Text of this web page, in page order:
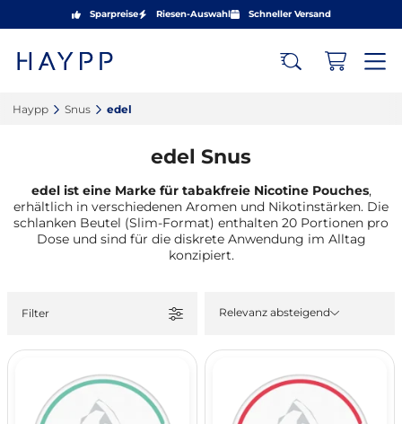
Sparpreise Riesen-Auswahl Schneller Versand
Haypp‎ Snus‎ edel‎
edel Snus
edel ist eine Marke für tabakfreie Nicotine Pouches,
erhältlich in verschiedenen Aromen und Nikotinstärken. Die
schlanken Beutel (Slim-Format) enthalten 20 Portionen pro
Dose und sind für die diskrete Anwendung im Alltag
konzipiert.
Filter Relevanz absteigend